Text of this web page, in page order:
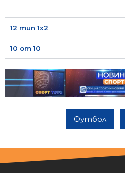
12 тип 1х2
10 от 10
Футбол